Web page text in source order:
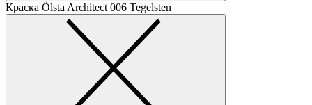
Краска Ölsta Architect006 Tegelsten